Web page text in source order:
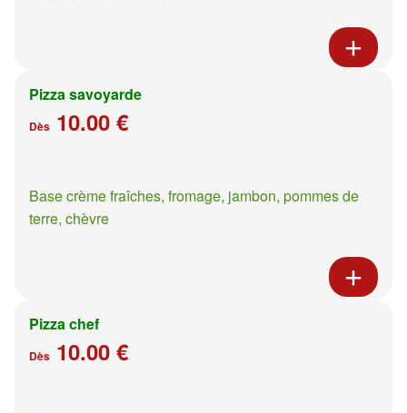
Pizza savoyarde
Dès 10.00 €
Base crème fraîches, fromage, jambon, pommes de
terre, chèvre
Pizza chef
Dès 10.00 €